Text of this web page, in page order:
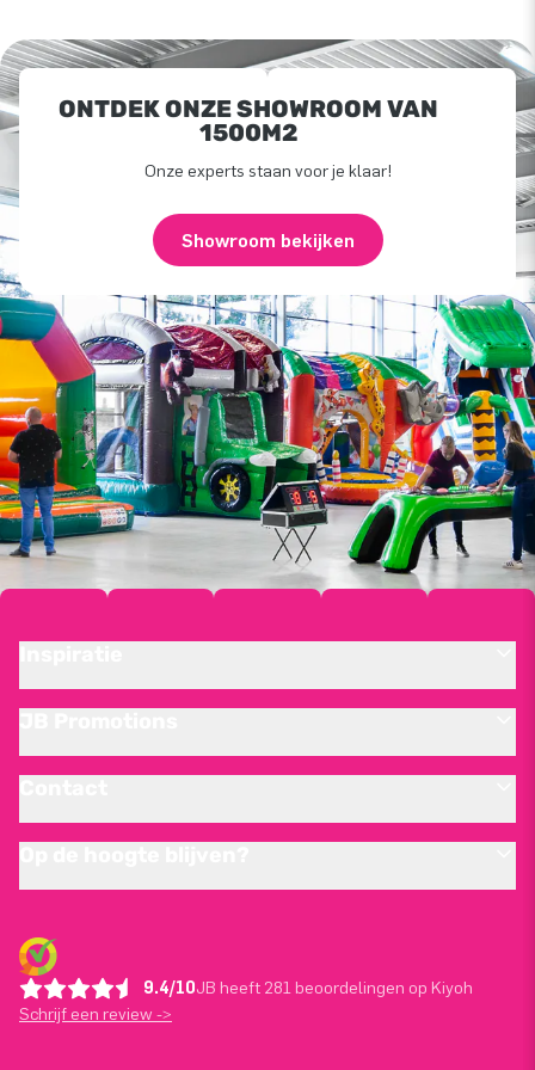
ONTDEK ONZE SHOWROOM VAN
1500M2
Onze experts staan voor je klaar!
Showroom bekijken
9.4/10JB heeft 281 beoordelingen op Kiyoh
Schrijf een review ->